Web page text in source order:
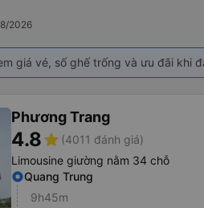
2026
giá vé, số ghế trống và ưu đãi khi
Phương Trang
4.8star (4011 đánh giá)
Limousine giường nằm 34 chỗ
Quang Trung
9h45m